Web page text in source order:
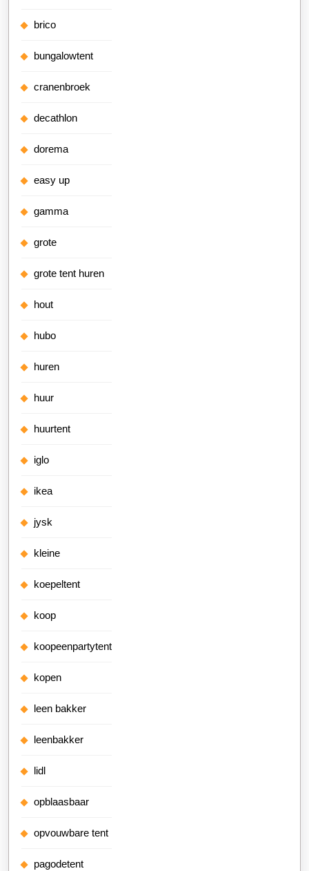
brico
bungalowtent
cranenbroek
decathlon
dorema
easy up
gamma
grote
grote tent huren
hout
hubo
huren
huur
huurtent
iglo
ikea
jysk
kleine
koepeltent
koop
koopeenpartytent
kopen
leen bakker
leenbakker
lidl
opblaasbaar
opvouwbare tent
pagodetent